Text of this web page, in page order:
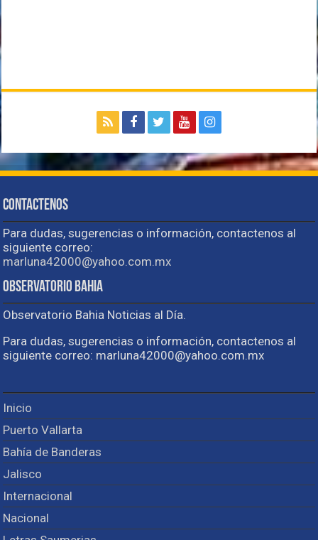
Contactenos
Para dudas, sugerencias o información, contactenos al
siguiente correo:
marluna42000@yahoo.com.mx
Observatorio Bahia
Observatorio Bahia Noticias al Día.
Para dudas, sugerencias o información, contactenos al
siguiente correo: marluna42000@yahoo.com.mx
Inicio
Puerto Vallarta
Bahía de Banderas
Jalisco
Internacional
Nacional